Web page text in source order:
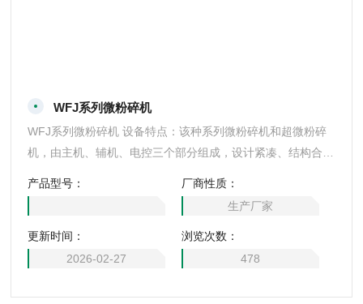
WFJ系列微粉碎机
WFJ系列微粉碎机 设备特点：该种系列微粉碎机和超微粉碎
机，由主机、辅机、电控三个部分组成，设计紧凑、结构合
产品型号：
厂商性质：
生产厂家
更新时间：
2026-02-27
浏览次数：
478